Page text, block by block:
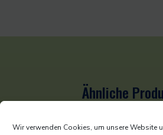
Wir verwenden Cookies, um unsere Website
Ähnliche